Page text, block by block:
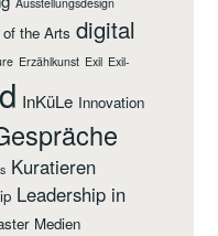
the Arts digital
Erzählkunst Exil Exil-
InKüLe Innovation
Kuratieren
Leadership in
Medien